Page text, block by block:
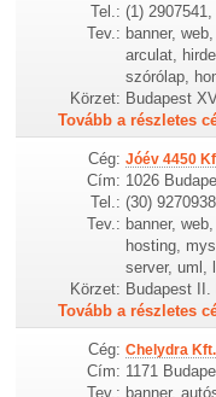
Tel.: (1) 2907541,
Tev.: banner,
arculat,
szórólap,
Körzet: Budapest
Tovább a részletes
Cég: Jóév 4450
Cím: 1026
Tel.: (30) 9270938
Tev.: banner,
hosting,
server, uml,
Körzet: Budapest II.
Tovább a részletes
Cég: Chelydra Kft.
Cím: 1171
Tev.: banner,